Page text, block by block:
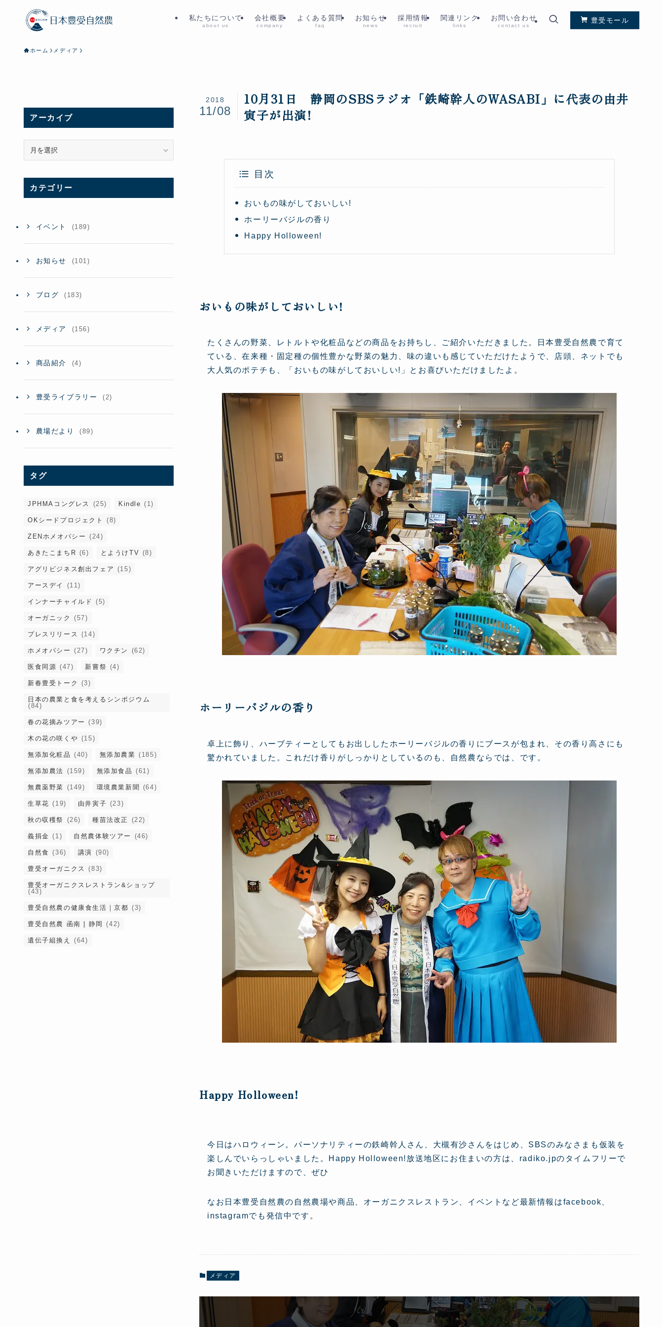
私たちについて
about us
会社概要
company
よくある質問
faq
お知らせ
news
採用情報
recruit
関連リンク
links
お問い合わせ
contact us
豊受モール
ホーム メディア
10月31日 静岡のSBSラジオ「鉄崎幹人のWASABI」に代表の由井
寅子が出演!
2018
11/08
目次
おいもの味がしておいしい!
ホーリーバジルの香り
Happy Holloween!
おいもの味がしておいしい!
たくさんの野菜、レトルトや化粧品などの商品をお持ちし、ご紹介いただきました。日本豊受自然農で育て
ている、在来種・固定種の個性豊かな野菜の魅力、味の違いも感じていただけたようで、店頭、ネットでも
大人気のポテチも、「おいもの味がしておいしい!」とお喜びいただけましたよ。
ホーリーバジルの香り
卓上に飾り、ハーブティーとしてもお出ししたホーリーバジルの香りにブースが包まれ、その香り高さにも
驚かれていました。これだけ香りがしっかりとしているのも、自然農ならでは、です。
Happy Holloween!
今日はハロウィーン。パーソナリティーの鉄崎幹人さん、大槻有沙さんをはじめ、SBSのみなさまも仮装を
楽しんでいらっしゃいました。Happy Holloween!放送地区にお住まいの方は、radiko.jpのタイムフリーで
お聞きいただけますので、ぜひ
なお日本豊受自然農の自然農場や商品、オーガニクスレストラン、イベントなど最新情報はfacebook、
instagramでも発信中です。
メディア
アーカイブ
ー
イ
ブカテゴリー
イベント (189)
お知らせ (101)
ブログ (183)
メディア (156)
商品紹介 (4)
豊受ライブラリー (2)
農場だより (89)
タグ
JPHMAコングレス (25) Kindle (1)
OKシードプロジェクト (8)
ZENホメオパシー (24)
あきたこまちR (6) とようけTV (8)
アグリビジネス創出フェア (15)
アースデイ (11)
インナーチャイルド (5)
オーガニック (57)
プレスリリース (14)
ホメオパシー (27) ワクチン (62)
医食同源 (47) 新嘗祭 (4)
新春豊受トーク (3)
日本の農業と食を考えるシンポジウム
(84)
春の花摘みツアー (39)
木の花の咲くや (15)
無添加化粧品 (40) 無添加農業 (185)
無添加農法 (159) 無添加食品 (61)
無農薬野菜 (149) 環境農業新聞 (64)
生草花 (19) 由井寅子 (23)
秋の収穫祭 (26) 種苗法改正 (22)
義捐金 (1) 自然農体験ツアー (46)
自然食 (36) 講演 (90)
豊受オーガニクス (83)
豊受オーガニクスレストラン&ショップ
(43)
豊受自然農の健康食生活｜京都 (3)
豊受自然農 函南 | 静岡 (42)
遺伝子組換え (64)